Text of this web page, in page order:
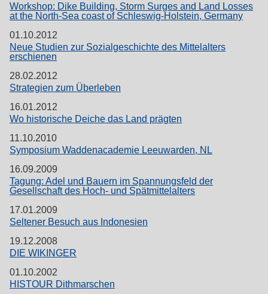
Workshop: Dike Building, Storm Surges and Land Losses
at the North-Sea coast of Schleswig-Holstein, Germany
01.10.2012
Neue Studien zur Sozialgeschichte des Mittelalters
erschienen
28.02.2012
Strategien zum Überleben
16.01.2012
Wo historische Deiche das Land prägten
11.10.2010
Symposium Waddenacademie Leeuwarden, NL
16.09.2009
Tagung: Adel und Bauern im Spannungsfeld der
Gesellschaft des Hoch- und Spätmittelalters
17.01.2009
Seltener Besuch aus Indonesien
19.12.2008
DIE WIKINGER
01.10.2002
HISTOUR Dithmarschen